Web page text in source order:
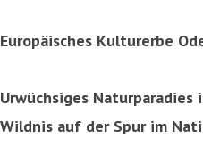
Europäisches Kulturerbe
Urwüchsiges
Wildnis auf der Spur im